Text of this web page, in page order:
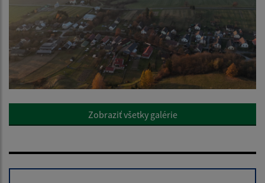
Zobraziť všetky galérie